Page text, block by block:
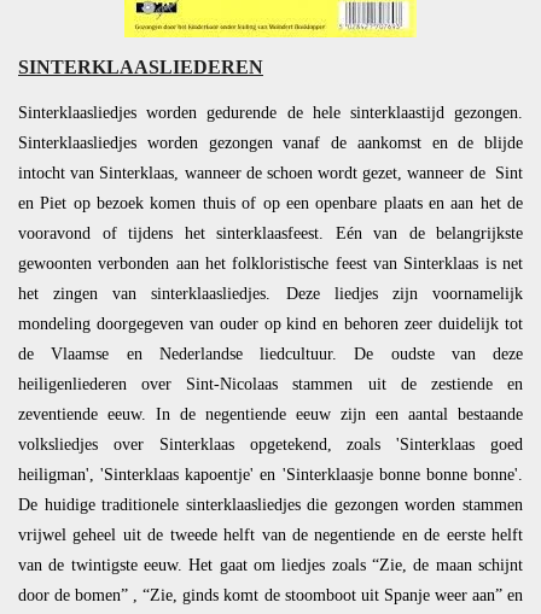
SINTERKLAASLIEDEREN
Sinterklaasliedjes worden gedurende de hele sinterklaastijd gezongen.
Sinterklaasliedjes worden gezongen vanaf de aankomst en de blijde
intocht van Sinterklaas, wanneer de schoen wordt gezet, wanneer de Sint
en Piet op bezoek komen thuis of op een openbare plaats en aan het de
vooravond of tijdens het sinterklaasfeest. Eén van de belangrijkste
gewoonten verbonden aan het folkloristische feest van Sinterklaas is net
het zingen van sinterklaasliedjes. Deze liedjes zijn voornamelijk
mondeling doorgegeven van ouder op kind en behoren zeer duidelijk tot
de Vlaamse en Nederlandse liedcultuur. De oudste van deze
heiligenliederen over Sint-Nicolaas stammen uit de zestiende en
zeventiende eeuw. In de negentiende eeuw zijn een aantal bestaande
volksliedjes over Sinterklaas opgetekend, zoals 'Sinterklaas goed
heiligman', 'Sinterklaas kapoentje' en 'Sinterklaasje bonne bonne bonne'.
De huidige traditionele sinterklaasliedjes die gezongen worden stammen
vrijwel geheel uit de tweede helft van de negentiende en de eerste helft
van de twintigste eeuw. Het gaat om liedjes zoals “Zie, de maan schijnt
door de bomen” , “Zie, ginds komt de stoomboot uit Spanje weer aan” en